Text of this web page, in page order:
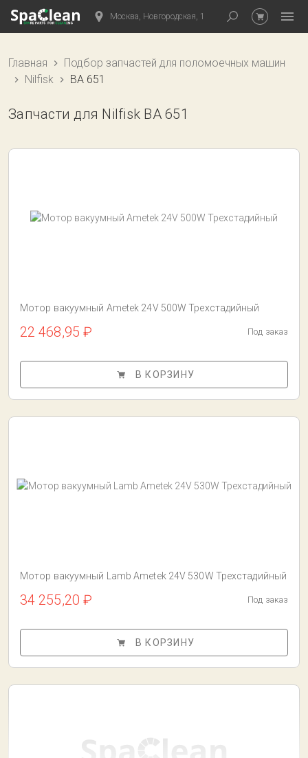
Москва, Новгородская, 1
Главная
Подбор запчастей для поломоечных машин
Nilfisk
BA 651
Запчасти для Nilfisk BA 651
Мотор вакуумный Ametek 24V 500W Трехстадийный
22 468,95 ₽ Под заказ
В КОРЗИНУ
Мотор вакуумный Lamb Ametek 24V 530W Трехстадийный
34 255,20 ₽ Под заказ
В КОРЗИНУ